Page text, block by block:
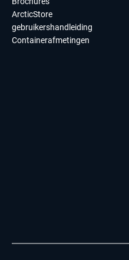
ArcticStore
gebruikershandleiding
Containerafmetingen